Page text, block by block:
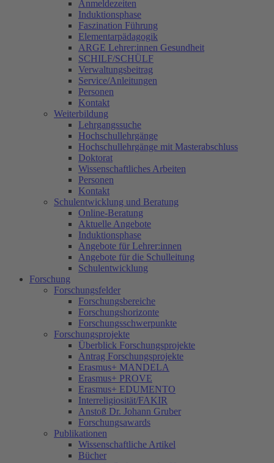
Anmeldezeiten
Induktionsphase
Faszination Führung
Elementarpädagogik
ARGE Lehrer:innen Gesundheit
SCHILF/SCHÜLF
Verwaltungsbeitrag
Service/Anleitungen
Personen
Kontakt
Weiterbildung
Lehrgangssuche
Hochschullehrgänge
Hochschullehrgänge mit Masterabschluss
Doktorat
Wissenschaftliches Arbeiten
Personen
Kontakt
Schulentwicklung und Beratung
Online-Beratung
Aktuelle Angebote
Induktionsphase
Angebote für Lehrer:innen
Angebote für die Schulleitung
Schulentwicklung
Forschung
Forschungsfelder
Forschungsbereiche
Forschungshorizonte
Forschungsschwerpunkte
Forschungsprojekte
Überblick Forschungsprojekte
Antrag Forschungsprojekte
Erasmus+ MANDELA
Erasmus+ PROVE
Erasmus+ EDUMENTO
Interreligiosität/FAKIR
Anstoß Dr. Johann Gruber
Forschungsawards
Publikationen
Wissenschaftliche Artikel
Bücher